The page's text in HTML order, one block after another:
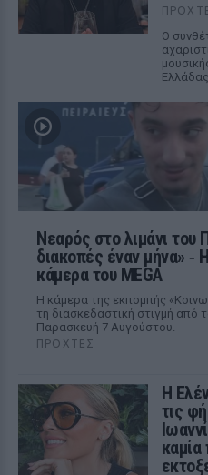
Ο
Νεαρός στο λιμάνι του
διακοπές έναν μήνα» ‑
κάμερα του MEGA
Η κάμερα της εκπομπής
τη διασκεδαστική στιγμή από
Παρασκευή 7 Αυγούστου.
ΠΡΟΧΤΈΣ
Η
τις